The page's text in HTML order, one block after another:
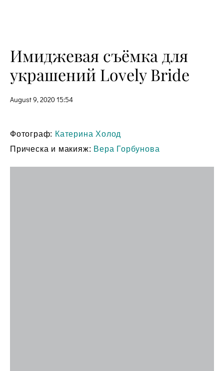
Имиджевая съёмка для
украшений Lovely Bride
August 9, 2020 15:54
Фотограф: Катерина Холод
Прическа и макияж: Вера Горбунова